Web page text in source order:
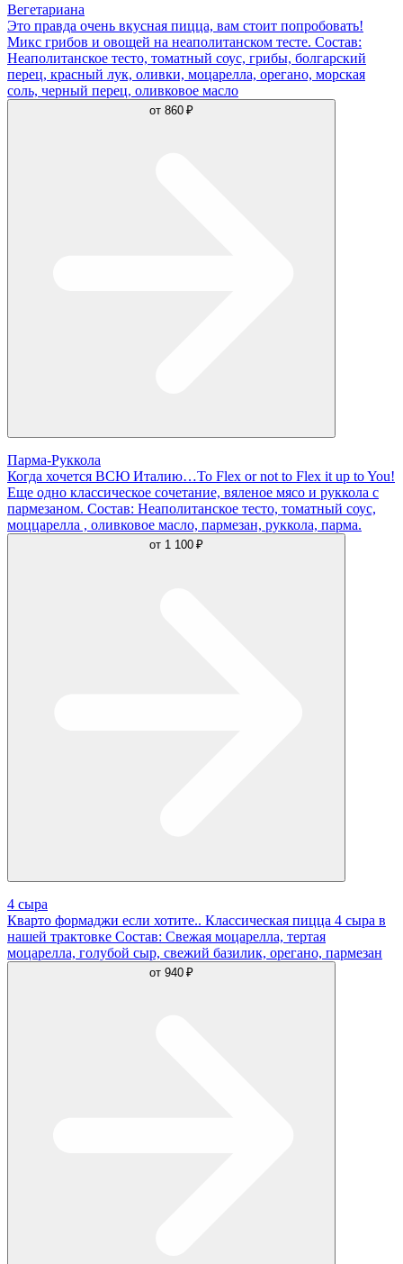
Вегетариана
Это правда очень вкусная пицца, вам стоит попробовать!
Микс грибов и овощей на неаполитанском тесте. Состав:
Неаполитанское тесто, томатный соус, грибы, болгарский
перец, красный лук, оливки, моцарелла, орегано, морская
соль, черный перец, оливковое масло
от 860 ₽
Парма-Руккола
Когда хочется ВСЮ Италию…To Flex or not to Flex it up to You!
Еще одно классическое сочетание, вяленое мясо и руккола с
пармезаном. Состав: Неаполитанское тесто, томатный соус,
моццарелла , оливковое масло, пармезан, руккола, парма.
от 1 100 ₽
4 сыра
Кварто формаджи если хотите.. Классическая пицца 4 сыра в
нашей трактовке Состав: Свежая моцарелла, тертая
моцарелла, голубой сыр, свежий базилик, орегано, пармезан
от 940 ₽